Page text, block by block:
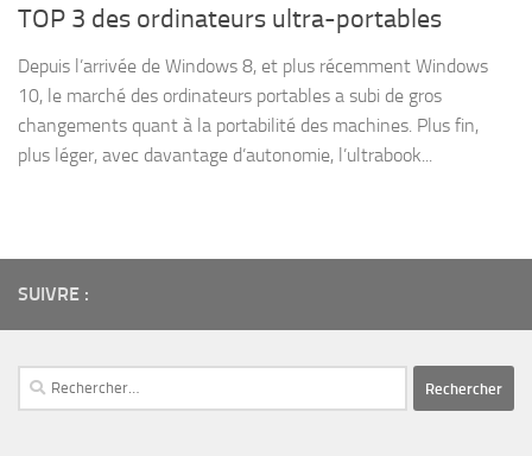
TOP 3 des ordinateurs ultra-portables
Depuis l’arrivée de Windows 8, et plus récemment Windows
10, le marché des ordinateurs portables a subi de gros
changements quant à la portabilité des machines. Plus fin,
plus léger, avec davantage d’autonomie, l’ultrabook...
SUIVRE :
Rechercher :